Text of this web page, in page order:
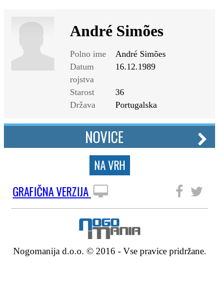
André Simões
Polno ime
André Simões
Datum
rojstva
16.12.1989
Starost
36
Država
Portugalska
NOVICE
NA VRH
GRAFIČNA VERZIJA
Nogomanija d.o.o. © 2016 - Vse pravice pridržane.